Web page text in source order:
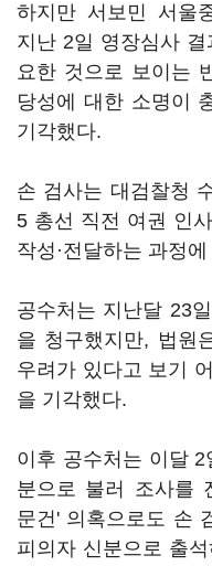
하지만 서보민 서울
지난 2일 영장심사
요한 것으로 보이는
당성에 대한 소명이
기각했다.
손 검사는 대검찰청
5 총선 직전 여권 인
작성·전달하는 과정
공수처는 지난달 23
을 청구했지만, 법원
우려가 있다고 보기
을 기각했다.
이후 공수처는 이달
분으로 불러 조사를
문건' 의혹으로도 손
피의자 신분으로 출